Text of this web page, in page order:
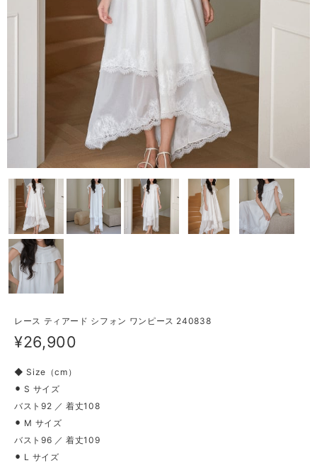
レース ティアード シフォン ワンピース 240838
¥26,900
◆ Size（cm）
⚫︎ S サイズ
バスト92 ／ 着丈108
⚫︎ M サイズ
バスト96 ／ 着丈109
⚫︎ L サイズ